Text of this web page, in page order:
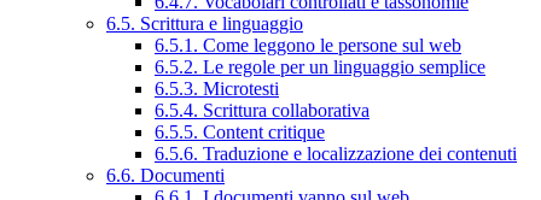
6.5. Scrittura e linguaggio
6.5.1. Come leggono le persone sul web
6.5.2. Le regole per un linguaggio semplice
6.5.3. Microtesti
6.5.4. Scrittura collaborativa
6.5.5. Content critique
6.5.6. Traduzione e localizzazione dei contenuti
6.6. Documenti